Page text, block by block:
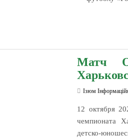
Матч
Ізюм
12 октября
чемпионата
детско-